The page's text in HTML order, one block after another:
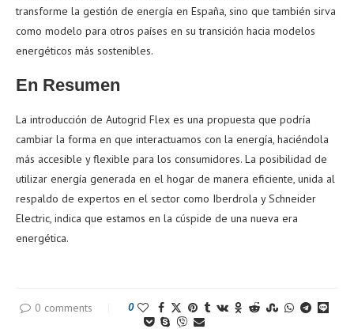
transforme la gestión de energía en España, sino que también sirva
como modelo para otros países en su transición hacia modelos
energéticos más sostenibles.
En Resumen
La introducción de Autogrid Flex es una propuesta que podría
cambiar la forma en que interactuamos con la energía, haciéndola
más accesible y flexible para los consumidores. La posibilidad de
utilizar energía generada en el hogar de manera eficiente, unida al
respaldo de expertos en el sector como Iberdrola y Schneider
Electric, indica que estamos en la cúspide de una nueva era
energética.
0 comments 0